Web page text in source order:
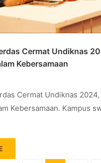
Cermat Undiknas
Kebersamaan
Cermat Undiknas
Kebersamaan. Kampus